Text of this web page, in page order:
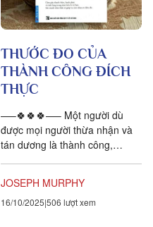
THƯỚC ĐO CỦA
THÀNH CÔNG ĐÍCH
THỰC
—–🍀🍀🍀—– Một người dù
được mọi người thừa nhận và
tán dương là thành công,
những...
JOSEPH MURPHY
16/10/2025 506 lượt xem